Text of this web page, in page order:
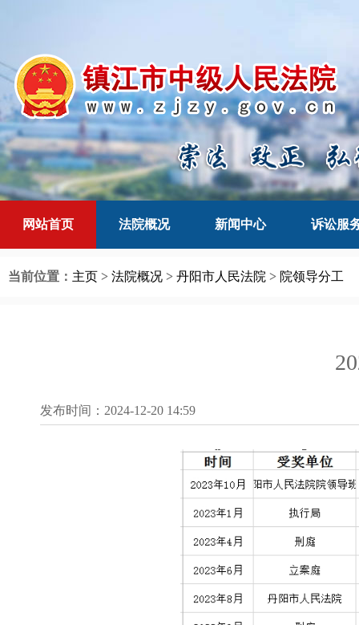
网站首页 法院概况 新闻中心 诉讼服
当前位置： 主页 > 法院概况 > 丹阳市人民法院 > 院领导分工
发布时间：2024-12-20 14:59